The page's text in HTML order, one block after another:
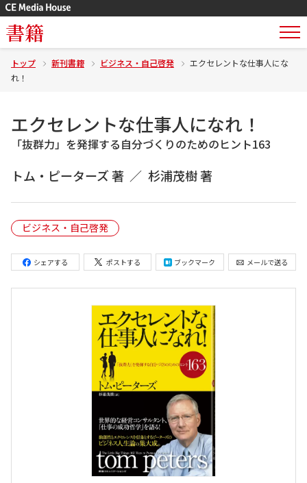
書籍
トップ 新刊書籍 ビジネス・自己啓発
エクセレントな仕事人にな
れ！
エクセレントな仕事人になれ！
「抜群力」を発揮する自分づくりのためのヒント163
トム・ピーターズ 著 杉浦茂樹 著
ビジネス・自己啓発
シェアする ポストする ブックマーク メールで送る